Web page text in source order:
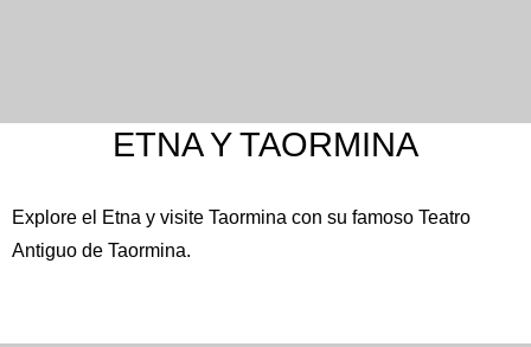
Inglés Español
Francés
ETNA Y TAORMINA
Explore el Etna y visite Taormina con su famoso Teatro
Antiguo de Taormina.